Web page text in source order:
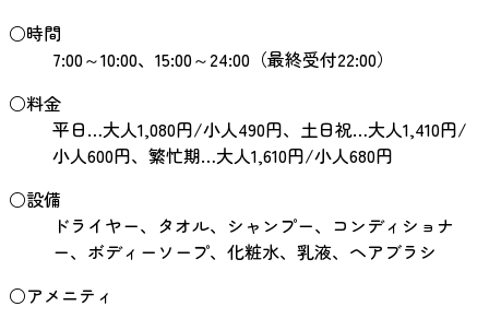
○時間
7:00～10:00、15:00～24:00（最終受付22:00）
○料金
平日…大人1,080円/小人490円、土日祝…大人1,410円/
小人600円、繁忙期…大人1,610円/小人680円
○設備
ドライヤー、タオル、シャンプー、コンディショナ
ー、ボディーソープ、化粧水、乳液、ヘアブラシ
○アメニティ